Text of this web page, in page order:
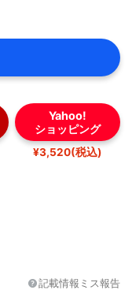
Yahoo!
ショッピング
¥3,520(税込)
記載情報ミス報告